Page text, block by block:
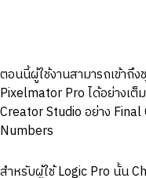
ตอนนี้ผู้ใช้งานสามารถเข้าถึ
Pixelmator Pro ได้อย่างเ
Creator Studio อย่าง
Numbers
สำหรับผู้ใช้ Logic Pro นั้น